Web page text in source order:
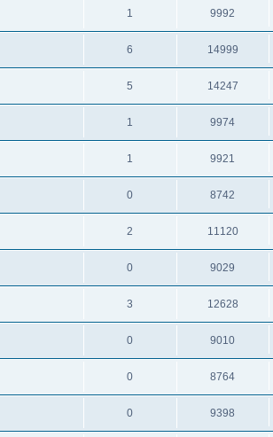
1 9992
6 14999
5 14247
1 9974
1 9921
0 8742
2 11120
0 9029
3 12628
0 9010
0 8764
0 9398